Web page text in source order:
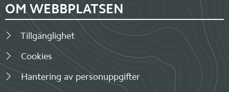
OM WEBBPLATSEN
Tillgänglighet
Cookies
Hantering av personuppgifter